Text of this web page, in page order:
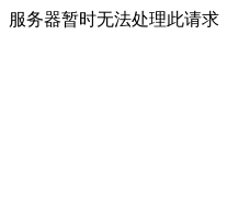
服务器暂时无法处理此请求